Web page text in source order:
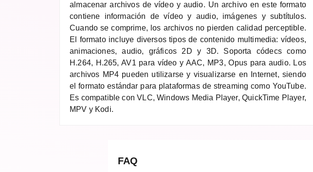
almacenar archivos de vídeo y audio. Un archivo en este formato
contiene información de vídeo y audio, imágenes y subtítulos.
Cuando se comprime, los archivos no pierden calidad perceptible.
El formato incluye diversos tipos de contenido multimedia: vídeos,
animaciones, audio, gráficos 2D y 3D. Soporta códecs como
H.264, H.265, AV1 para vídeo y AAC, MP3, Opus para audio. Los
archivos MP4 pueden utilizarse y visualizarse en Internet, siendo
el formato estándar para plataformas de streaming como YouTube.
Es compatible con VLC, Windows Media Player, QuickTime Player,
MPV y Kodi.
FAQ